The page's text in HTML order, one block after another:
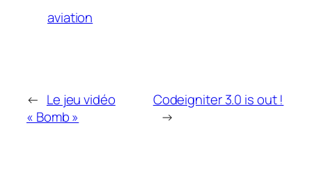
aviation
← Le jeu vidéo
« Bomb »
Codeigniter 3.0 is out !
→